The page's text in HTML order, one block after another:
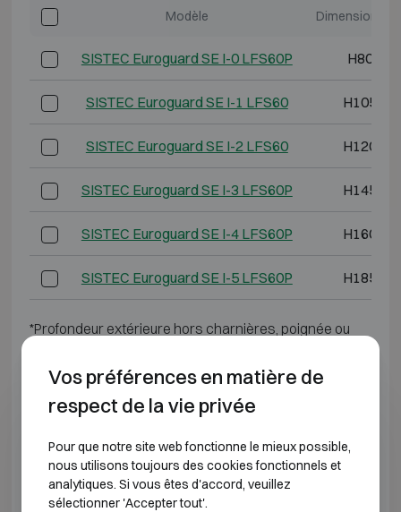
Modèle Dimensions
SISTEC Euroguard SE I-0 LFS60P H800
SISTEC Euroguard SE I-1 LFS60 H1050
SISTEC Euroguard SE I-2 LFS60 H1200
SISTEC Euroguard SE I-3 LFS60P H1450
SISTEC Euroguard SE I-4 LFS60P H1600
SISTEC Euroguard SE I-5 LFS60P H1850
*Profondeur extérieure hors charnières, poignée ou
CLASSE DE RÉSISTANCE À L'EFFRACTION 1
Modèle Dimensions extérieures
SISTEC Euroguard SE I-6 H1850 L1225
Vos préférences en matière de
respect de la vie privée
Pour que notre site web fonctionne le mieux possible,
nous utilisons toujours des cookies fonctionnels et
analytiques. Si vous êtes d'accord, veuillez
sélectionner 'Accepter tout'.